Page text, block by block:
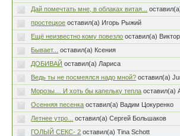
Дай помечтать мне, в облаках витая...
простецкое оставил(а) Игорь Рыжий
Ещё неизвестно кому повезло оставил(а)
Бывает...
оставил(а) Ксения
ДОБИВАЙ оставил(а) Лариса
Ведь ты не посмеялся надо мной? оставил(а)
Морозы… И хоть бы капельку тепла оставил(а)
Осенняя песенка оставил(а) Вадим Цокуренко
Летнее утро...
оставил(а) Сергей Большаков
ГОЛЫЙ СЕКС- 2 оставил(а) Tina Schott